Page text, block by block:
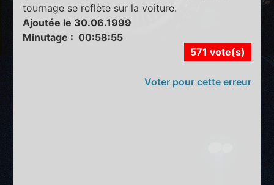
tournage se reflète sur la voiture.
Ajoutée le 30.06.1999
Minutage : 00:58:55
571 vote(s)
Voter pour cette erreur